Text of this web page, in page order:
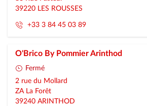
Moirans-En-Montagne
Val-Suran
39220 LES ROUSSES
+33 3 84 45 03 89
O'Brico By Pommier Arinthod
Fermé
2 rue du Mollard
ZA La Forêt
39240 ARINTHOD